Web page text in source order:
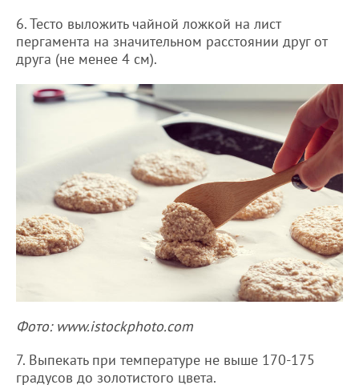
6. Тесто выложить чайной ложкой на лист
пергамента на значительном расстоянии друг от
друга (не менее 4 см).
Фото: www.istockphoto.com
7. Выпекать при температуре не выше 170-175
градусов до золотистого цвета.